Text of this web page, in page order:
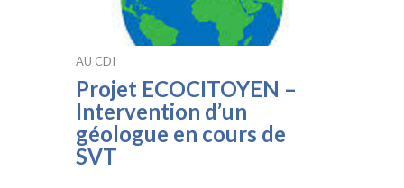
AU CDI
Projet ECOCITOYEN –
Intervention d’un
géologue en cours de
SVT